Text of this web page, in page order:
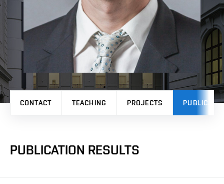
CONTACT TEACHING PROJECTS
PUBLICATION RESULTS